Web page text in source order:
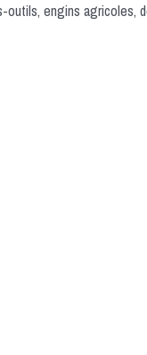
engins agricoles,